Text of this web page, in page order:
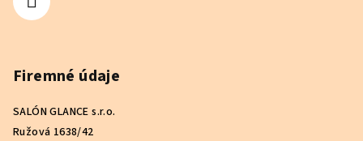
Firemné údaje
SALÓN GLANCE s.r.o.
Ružová 1638/42